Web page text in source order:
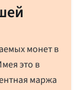
монет в
это в
маржа